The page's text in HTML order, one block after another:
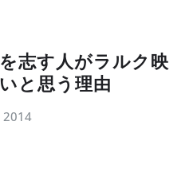
志す人がラルク映
と思う理由
2014